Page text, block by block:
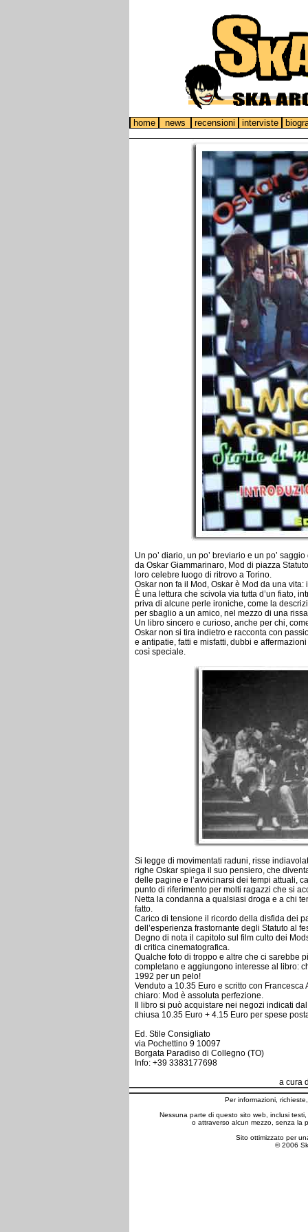
home news recensioni interviste
Un po’ diario, un po’ breviario e un po’
da Oskar Giammarinaro, Mod di piazza
loro celebre luogo di ritrovo a Torino.
Oskar non fa il Mod, Oskar è Mod da una
È una lettura che scivola via tutta d’un fiato,
priva di alcune perle ironiche, come la
per sbaglio a un amico, nel mezzo di una
Un libro sincero e curioso, anche per chi,
Oskar non si tira indietro e racconta con
e antipatie, fatti e misfatti, dubbi e
così speciale.
Si legge di movimentati raduni, risse
righe Oskar spiega il suo pensiero, che
delle pagine e l’avvicinarsi dei tempi attuali,
punto di riferimento per molti ragazzi che si
Netta la condanna a qualsiasi droga e a chi
fatto.
Carico di tensione il ricordo della disfida dei
dell’esperienza frastornante degli Statuto al
Degno di nota il capitolo sul film culto dei
di critica cinematografica.
Qualche foto di troppo e altre che ci sarebbe
completano e aggiungono interesse al libro:
1992 per un pelo!
Venduto a 10.35 Euro e scritto con
chiaro: Mod è assoluta perfezione.
Il libro si può acquistare nei negozi indicati
chiusa 10.35 Euro + 4.15 Euro per spese
Ed. Stile Consigliato
via Pochettino 9 10097
Borgata Paradiso di Collegno (TO)
Info: +39 3383177698
a cura
Per informazioni,
Nessuna parte di questo sito web, inclusi
o attraverso alcun mezzo, senza la
Sito ottimizzato per
© 2006